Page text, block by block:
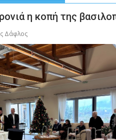
η κοπή της
Δάφλος